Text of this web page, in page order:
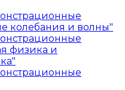
колебания и волны"
физика и